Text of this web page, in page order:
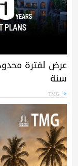
سنة
TMG